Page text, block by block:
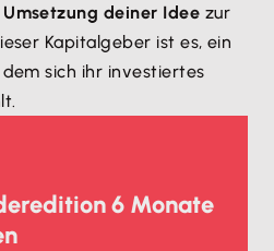
deiner Idee zur
Kapitalgeber ist es, ein
sich ihr investiertes
6 Monate